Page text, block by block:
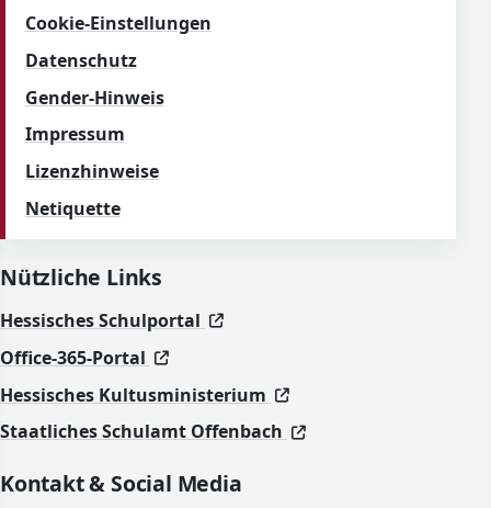
Cookie-Einstellungen
Datenschutz
Gender-Hinweis
Impressum
Lizenzhinweise
Netiquette
Nützliche Links
Hessisches Schulportal (öffnet in neuem Fenster)
(öffnet in neuem Fenster)
Office-365-Portal
(öffnet in neuem Fenster)
(öffnet in neuem Fenster)
Hessisches Kultusministerium
(öffnet in neuem
(öffnet in neuem
Staatliches Schulamt Offenbach
(öffnet in neuem
(öffnet in neuem
Kontakt & Social Media